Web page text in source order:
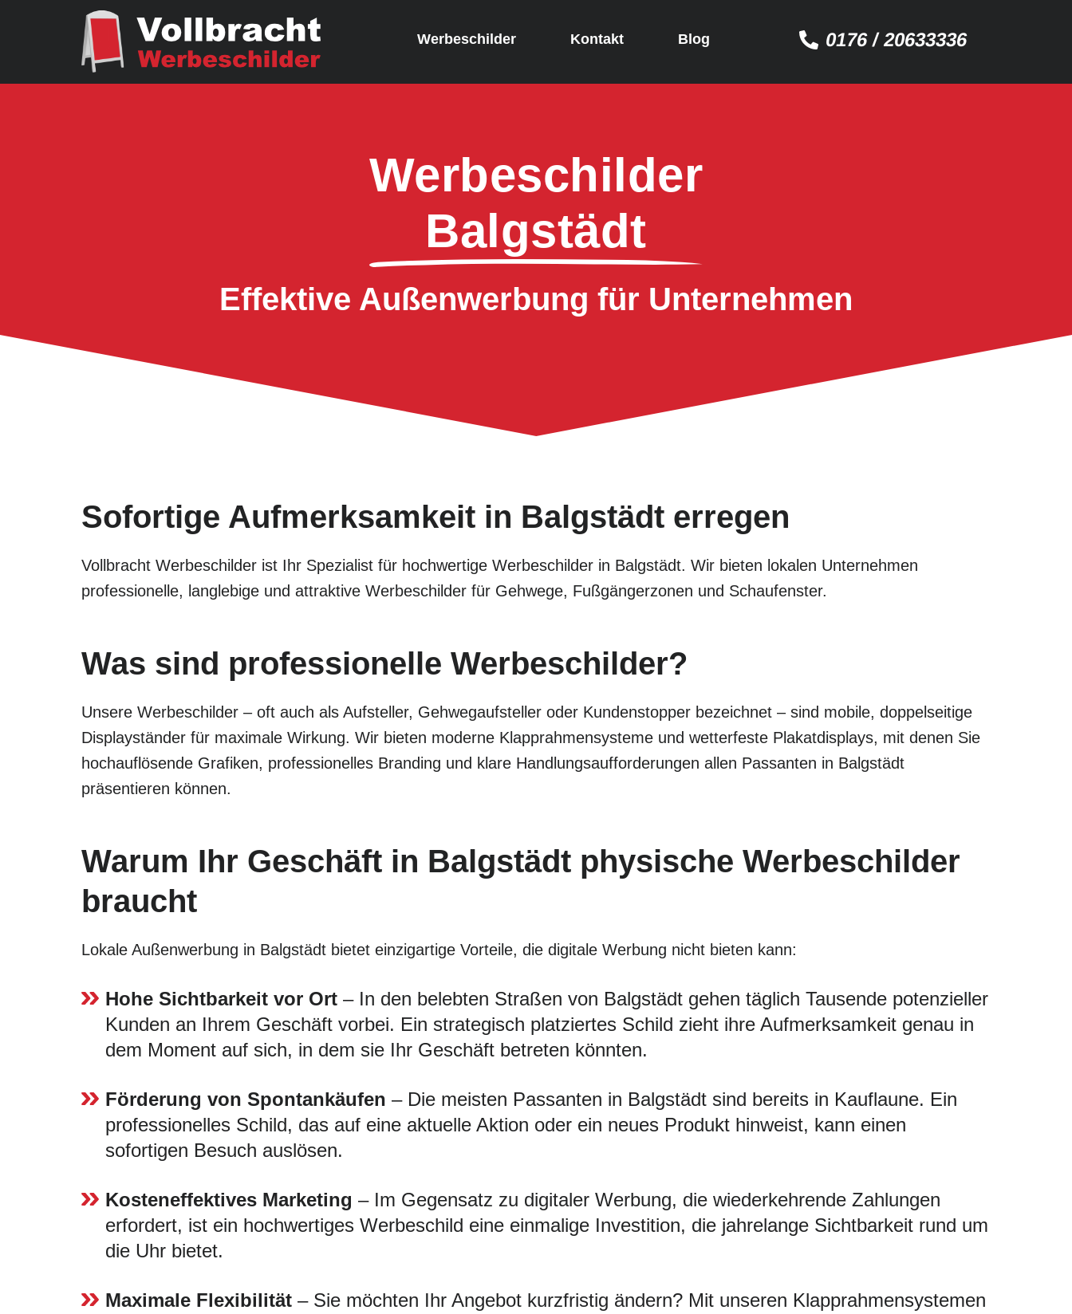
Werbeschilder Kontakt Blog 0176 / 20633336
Werbeschilder
Balgstädt
Effektive Außenwerbung für Unternehmen
Sofortige Aufmerksamkeit in Balgstädt erregen
Vollbracht Werbeschilder ist Ihr Spezialist für hochwertige Werbeschilder in Balgstädt. Wir bieten lokalen Unternehmen
professionelle, langlebige und attraktive Werbeschilder für Gehwege, Fußgängerzonen und Schaufenster.
Was sind professionelle Werbeschilder?
Unsere Werbeschilder – oft auch als Aufsteller, Gehwegaufsteller oder Kundenstopper bezeichnet – sind mobile, doppelseitige
Displayständer für maximale Wirkung. Wir bieten moderne Klapprahmensysteme und wetterfeste Plakatdisplays, mit denen Sie
hochauflösende Grafiken, professionelles Branding und klare Handlungsaufforderungen allen Passanten in Balgstädt
präsentieren können.
Warum Ihr Geschäft in Balgstädt physische Werbeschilder
braucht
Lokale Außenwerbung in Balgstädt bietet einzigartige Vorteile, die digitale Werbung nicht bieten kann:
Hohe Sichtbarkeit vor Ort – In den belebten Straßen von Balgstädt gehen täglich Tausende potenzieller
Kunden an Ihrem Geschäft vorbei. Ein strategisch platziertes Schild zieht ihre Aufmerksamkeit genau in
dem Moment auf sich, in dem sie Ihr Geschäft betreten könnten.
Förderung von Spontankäufen – Die meisten Passanten in Balgstädt sind bereits in Kauflaune. Ein
professionelles Schild, das auf eine aktuelle Aktion oder ein neues Produkt hinweist, kann einen
sofortigen Besuch auslösen.
Kosteneffektives Marketing – Im Gegensatz zu digitaler Werbung, die wiederkehrende Zahlungen
erfordert, ist ein hochwertiges Werbeschild eine einmalige Investition, die jahrelange Sichtbarkeit rund um
die Uhr bietet.
Maximale Flexibilität – Sie möchten Ihr Angebot kurzfristig ändern? Mit unseren Klapprahmensystemen